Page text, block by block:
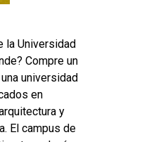
la Universidad
Compre un
universidad
en
y
El campus de